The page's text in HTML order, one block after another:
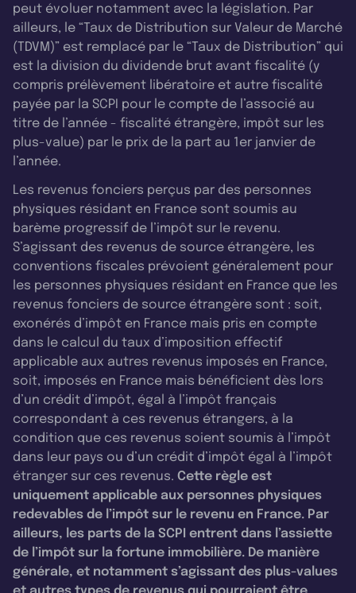
peut évoluer notamment avec la législation. Par
ailleurs, le “Taux de Distribution sur Valeur de Marché
(TDVM)” est remplacé par le “Taux de Distribution” qui
est la division du dividende brut avant fiscalité (y
compris prélèvement libératoire et autre fiscalité
payée par la SCPI pour le compte de l’associé au
titre de l’année - fiscalité étrangère, impôt sur les
plus-value) par le prix de la part au 1er janvier de
l’année.
Les revenus fonciers perçus par des personnes
physiques résidant en France sont soumis au
barème progressif de l’impôt sur le revenu.
S’agissant des revenus de source étrangère, les
conventions fiscales prévoient généralement pour
les personnes physiques résidant en France que les
revenus fonciers de source étrangère sont : soit,
exonérés d’impôt en France mais pris en compte
dans le calcul du taux d’imposition effectif
applicable aux autres revenus imposés en France,
soit, imposés en France mais bénéficient dès lors
d’un crédit d’impôt, égal à l’impôt français
correspondant à ces revenus étrangers, à la
condition que ces revenus soient soumis à l’impôt
dans leur pays ou d’un crédit d’impôt égal à l’impôt
étranger sur ces revenus. Cette règle est
uniquement applicable aux personnes physiques
redevables de l’impôt sur le revenu en France. Par
ailleurs, les parts de la SCPI entrent dans l’assiette
de l’impôt sur la fortune immobilière. De manière
générale, et notamment s’agissant des plus-values